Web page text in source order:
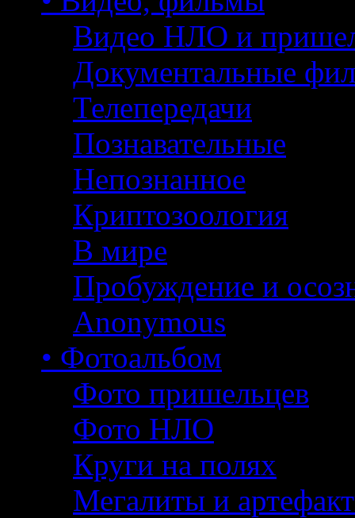
Видео НЛО и
Документальные
Телепередачи
Познавательные
Непознанное
Криптозоология
В мире
Пробуждение и
Anonymous
• Фотоальбом
Фото пришельцев
Фото НЛО
Круги на полях
Мегалиты и